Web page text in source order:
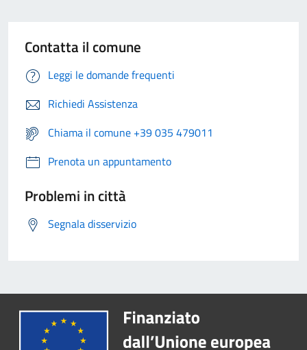
Contatta il comune
Leggi le domande frequenti
Richiedi Assistenza
Chiama il comune +39 035 479011
Prenota un appuntamento
Problemi in città
Segnala disservizio